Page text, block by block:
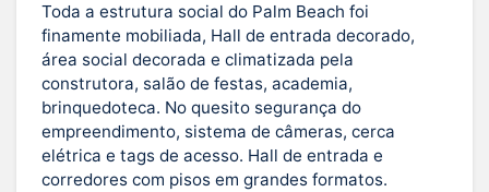
Toda a estrutura social do Palm Beach foi
finamente mobiliada, Hall de entrada decorado,
área social decorada e climatizada pela
construtora, salão de festas, academia,
brinquedoteca. No quesito segurança do
empreendimento, sistema de câmeras, cerca
elétrica e tags de acesso. Hall de entrada e
corredores com pisos em grandes formatos.